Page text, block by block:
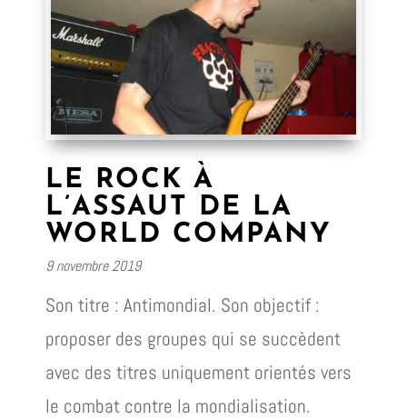
LE ROCK À
L’ASSAUT DE LA
WORLD COMPANY
9 novembre 2019
Son titre : Antimondial. Son objectif :
proposer des groupes qui se succèdent
avec des titres uniquement orientés vers
le combat contre la mondialisation.